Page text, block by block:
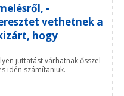
-
vethetnek a
hogy
juttatást várhatnak ősszel
idén számítaniuk.